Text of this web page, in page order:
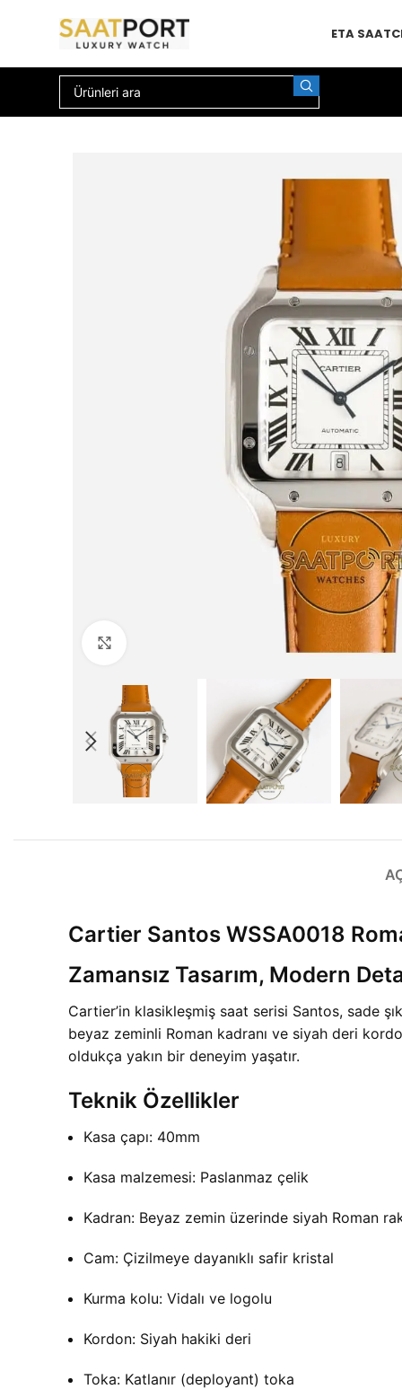
ETA SAAT
Cartier Santos WSSA0018
Zamansız Tasarım, Modern
Cartier’in klasikleşmiş saat serisi Santos, sade
beyaz zeminli Roman kadranı ve siyah deri
oldukça yakın bir deneyim yaşatır.
Teknik Özellikler
Kasa çapı: 40mm
Kasa malzemesi: Paslanmaz çelik
Kadran: Beyaz zemin üzerinde siyah Roman
Cam: Çizilmeye dayanıklı safir kristal
Kurma kolu: Vidalı ve logolu
Kordon: Siyah hakiki deri
Toka: Katlanır (deployant) toka